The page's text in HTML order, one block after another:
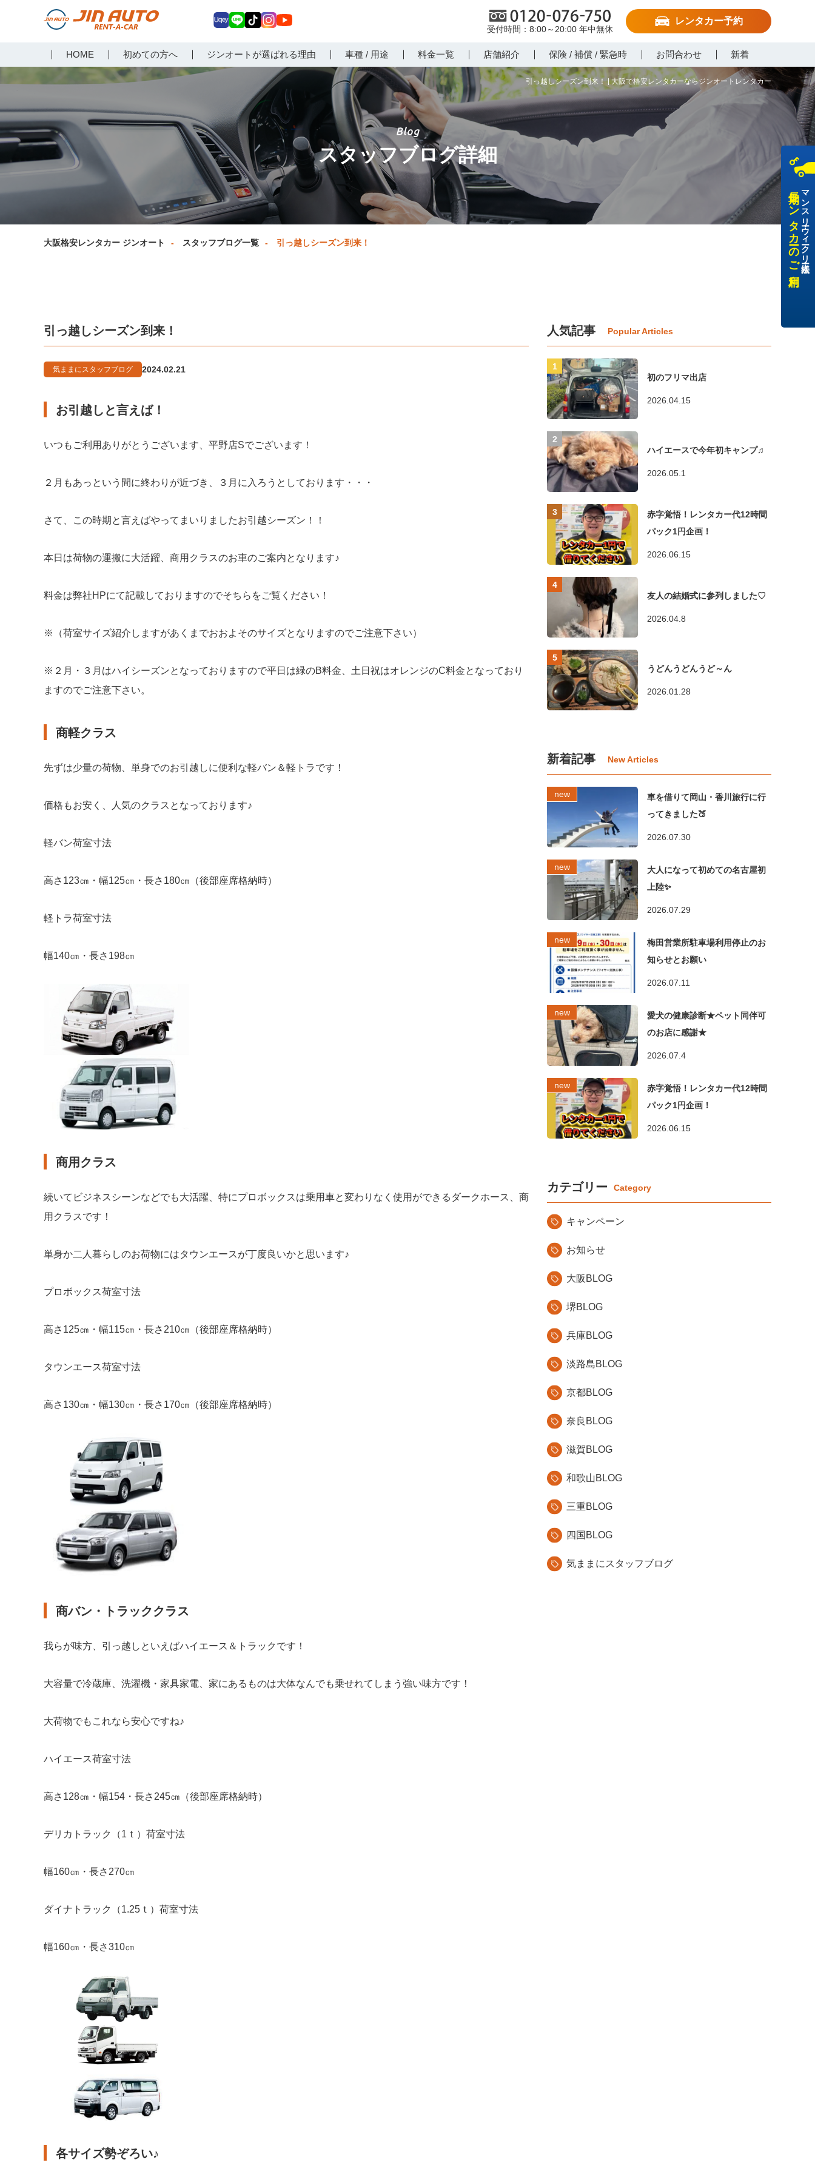
引っ越しシーズン到来！ | 大阪で格安レンタカーならジンオートレンタカー
らジンオートレンタカー
0120-076-750
8:00～20:00 年中無休
レンタカー予約
HOME 初めての方へ ジンオートが選ばれる理由 車種 / 用途 料金一覧 店舗紹介 保険 / 補償 / 緊急時 お問合わせ 新着
ey E
Tokagr
am
uT
ub
スタッフブログ詳細
大阪格安レンタカー ジンオート スタッフブログ一覧 引っ越しシーズン到来！
引っ越しシーズン到来！
気ままにスタッフブログ 2024.02.21
お引越しと言えば！
いつもご利用ありがとうございます、平野店Sでございます！
２月もあっという間に終わりが近づき、３月に入ろうとしております・・・
さて、この時期と言えばやってまいりましたお引越シーズン！！
本日は荷物の運搬に大活躍、商用クラスのお車のご案内となります♪
料金は弊社HPにて記載しておりますのでそちらをご覧ください！
※（荷室サイズ紹介しますがあくまでおおよそのサイズとなりますのでご注意下さい）
※２月・３月はハイシーズンとなっておりますので平日は緑のB料金、土日祝はオレンジのC料金となっており
ますのでご注意下さい。
商軽クラス
先ずは少量の荷物、単身でのお引越しに便利な軽バン＆軽トラです！
価格もお安く、人気のクラスとなっております♪
軽バン荷室寸法
高さ123㎝・幅125㎝・長さ180㎝（後部座席格納時）
軽トラ荷室寸法
幅140㎝・長さ198㎝
商用クラス
続いてビジネスシーンなどでも大活躍、特にプロボックスは乗用車と変わりなく使用ができるダークホース、商
用クラスです！
単身か二人暮らしのお荷物にはタウンエースが丁度良いかと思います♪
プロボックス荷室寸法
高さ125㎝・幅115㎝・長さ210㎝（後部座席格納時）
タウンエース荷室寸法
高さ130㎝・幅130㎝・長さ170㎝（後部座席格納時）
商バン・トラッククラス
我らが味方、引っ越しといえばハイエース＆トラックです！
大容量で冷蔵庫、洗濯機・家具家電、家にあるものは大体なんでも乗せれてしまう強い味方です！
大荷物でもこれなら安心ですね♪
ハイエース荷室寸法
高さ128㎝・幅154・長さ245㎝（後部座席格納時）
デリカトラック（1ｔ）荷室寸法
幅160㎝・長さ270㎝
ダイナトラック（1.25ｔ）荷室寸法
幅160㎝・長さ310㎝
各サイズ勢ぞろい♪
人気記事
初のフリマ出店
2026.04.15
ハイエースで今年初キャンプ♫
2026.05.1
赤字覚悟！レンタカー代12時間
パック1円企画！
2026.06.15
友人の結婚式に参列しました♡
2026.04.8
うどんうどんうど～ん
2026.01.28
新着記事
車を借りて岡山・香川旅行に行
ってきました🍑
2026.07.30
大人になって初めての名古屋初
上陸✨
2026.07.29
梅田営業所駐車場利用停止のお
知らせとお願い
2026.07.11
愛犬の健康診断★ペット同伴可
のお店に感謝★
2026.07.4
赤字覚悟！レンタカー代12時間
パック1円企画！
2026.06.15
カテゴリー
キャンペーン
お知らせ
大阪BLOG
堺BLOG
兵庫BLOG
淡路島BLOG
京都BLOG
奈良BLOG
滋賀BLOG
和歌山BLOG
三重BLOG
四国BLOG
気ままにスタッフブログ
マンスリー・ウィークリー・法人様
長期レンタカーのご利用